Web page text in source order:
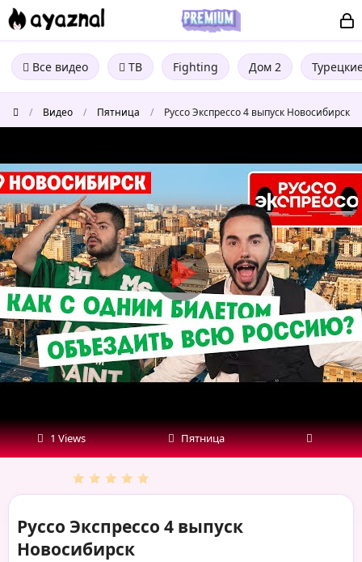
Все видео ТВ Fighting Дом 2
/ Видео / Пятница / Руссо Экспрессо 4 выпуск Новосибирск
Экспрессо
4
выпуск
Новосибирск
1 Views Пятница
Руссо Экспрессо 4 выпуск
Новосибирск